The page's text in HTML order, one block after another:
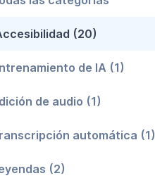
(20)
de IA (1)
de audio (1)
automática (1)
(2)